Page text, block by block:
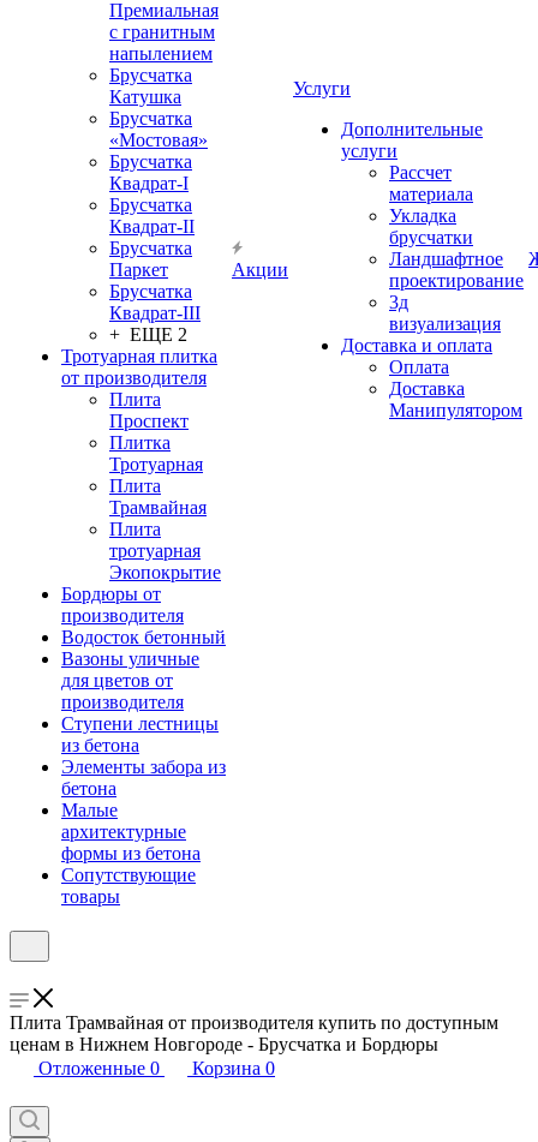
Премиальная
с гранитным
напылением
Брусчатка
Катушка
Брусчатка
«Мостовая»
Брусчатка
Квадрат-I
Брусчатка
Квадрат-II
Брусчатка
Паркет
Брусчатка
Квадрат-III
+ ЕЩЕ 2
Тротуарная плитка
от производителя
Плита
Проспект
Плитка
Тротуарная
Плита
Трамвайная
Плита
тротуарная
Экопокрытие
Бордюры от
производителя
Водосток бетонный
Вазоны уличные
для цветов от
производителя
Ступени лестницы
из бетона
Элементы забора из
бетона
Малые
архитектурные
формы из бетона
Сопутствующие
товары
Акции
Услуги
Дополнительные
услуги
Рассчет
материала
Укладка
брусчатки
Ландшафтное
проектирование
3д
визуализация
Доставка и оплата
Оплата
Доставка
Манипулятором
Плита Трамвайная от производителя купить по доступным
ценам в Нижнем Новгороде - Брусчатка и Бордюры
Отложенные 0 Корзина 0